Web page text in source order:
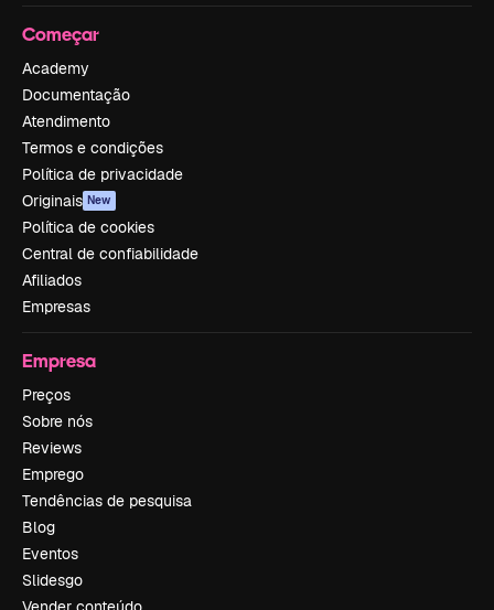
Começar
Academy
Documentação
Atendimento
Termos e condições
Política de privacidade
Originais New
Política de cookies
Central de confiabilidade
Afiliados
Empresas
Empresa
Preços
Sobre nós
Reviews
Emprego
Tendências de pesquisa
Blog
Eventos
Slidesgo